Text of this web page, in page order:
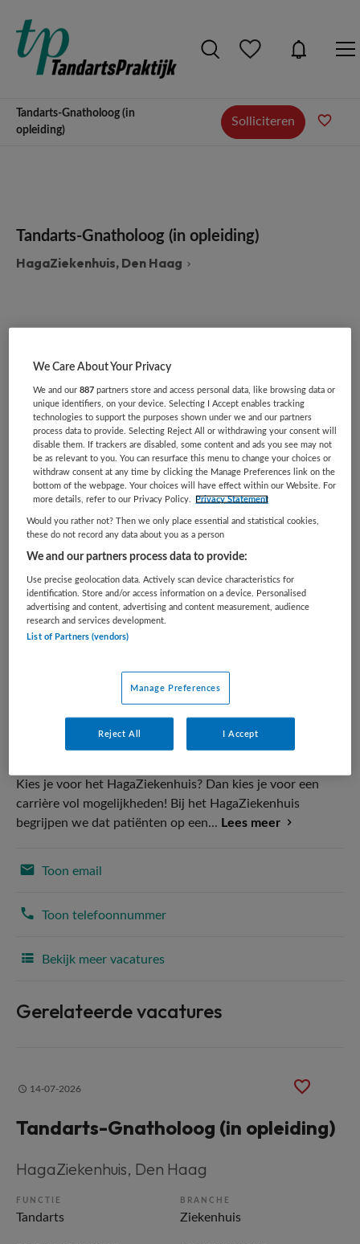
Tandarts-Gnatholoog (in
opleiding)
Solliciteren
Tandarts-Gnatholoog (in opleiding)
HagaZiekenhuis, Den Haag
VAKGEBIED
BRANCHE
Onbekend
AANSTELLING
Tijdelijk dienstverband
PLAATSINGSDATUM
14 mei 2026
NIVEAU
WO
Starter Fulltime
Vacature niet beschikbaar
Deze vacature Tandarts-Gnatholoog (in opleiding) bij
HagaZiekenhuis is niet meer actueel. Hieronder staan
Kies je voor het HagaZiekenhuis? Dan kies je voor een
carrière vol mogelijkheden! Bij het HagaZiekenhuis
begrijpen we dat patiënten op een... Lees meer
Toon email
Toon telefoonnummer
Bekijk meer vacatures
Gerelateerde vacatures
14-07-2026
Tandarts-Gnatholoog (in opleiding)
HagaZiekenhuis, Den Haag
FUNCTIE
Tandarts
BRANCHE
Ziekenhuis
We Care About Your Privacy
We and our887 partners store and access personal data, like browsing data or
unique identifiers, on your device. Selecting I Accept enables tracking
technologies to support the purposes shown under we and our partners
process data to provide. Selecting Reject All or withdrawing your consent will
disable them. If trackers are disabled, some content and ads you see may not
be as relevant to you. You can resurface this menu to change your choices or
withdraw consent at any time by clicking the Manage Preferences link on the
bottom of the webpage. Your choices will have effect within our Website. For
more details, refer to our Privacy Policy.
Privacy Statement
Would you rather not? Then we only place essential and statistical cookies,
these do not record any data about you as a person
We and our partners process data to provide:
Use precise geolocation data. Actively scan device characteristics for
identification. Store and/or access information on a device. Personalised
advertising and content, advertising and content measurement, audience
research and services development.
List of Partners (vendors)
Manage Preferences
Reject All I Accept